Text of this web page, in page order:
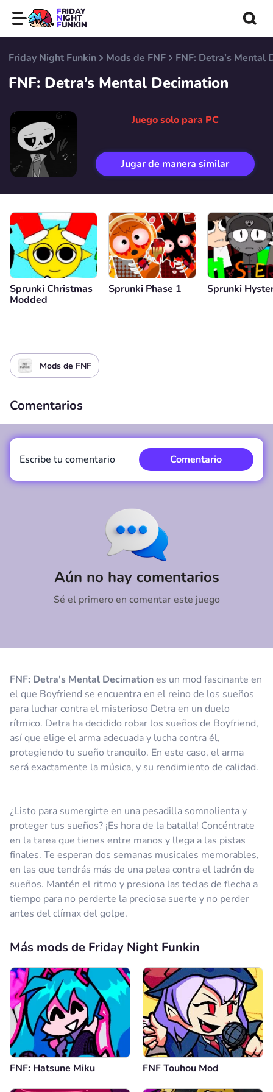
FRIDAY
NIGHT
FUNKIN
Friday Night Funkin Mods de FNF FNF: Detra’s Mental
FNF: Detra’s Mental Decimation
Juego solo para PC
Jugar de manera similar
Sprunki Christmas
Modded
Sprunki Phase 1 Sprunki
Mods de FNF
FNF: Detra's Mental Decimationes un mod fascinante en
el que Boyfriend se encuentra en el reino de los sueños
para luchar contra el misterioso Detra en un duelo
rítmico. Detra ha decidido robar los sueños de Boyfriend,
así que elige el arma adecuada y lucha contra él,
protegiendo tu sueño tranquilo. En este caso, el arma
será exactamente la música, y su rendimiento de calidad.
¿Listo para sumergirte en una pesadilla somnolienta y
proteger tus sueños? ¡Es hora de la batalla! Concéntrate
en la tarea que tienes entre manos y llega a las pistas
finales. Te esperan dos semanas musicales memorables,
en las que tendrás más de una pelea contra el ladrón de
sueños. Mantén el ritmo y presiona las teclas de flecha a
tiempo para no perderte la preciosa suerte y no perder
antes del clímax del golpe.
Comentarios
Aún no hay comentarios
Sé el primero en comentar este juego
Escribe tu comentario Comentario
Más mods de Friday Night Funkin
FNF: Hatsune Miku FNF Touhou Mod